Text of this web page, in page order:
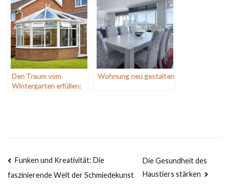
Den Traum vom
Wintergarten erfüllen:
Wohnung neu gestalten
Beitragsnavigation
Funken und Kreativität: Die
faszinierende Welt der Schmiedekunst
Die Gesundheit des
Haustiers stärken